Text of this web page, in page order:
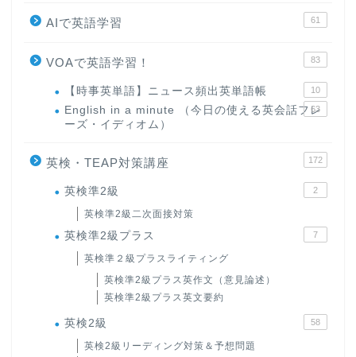
AIで英語学習 61
VOAで英語学習！ 83
【時事英単語】ニュース頻出英単語帳 10
English in a minute （今日の使える英会話フレ
ーズ・イディオム）
63
英検・TEAP対策講座 172
英検準2級 2
英検準2級二次面接対策
英検準2級プラス 7
英検準２級プラスライティング
英検準2級プラス英作文（意見論述）
英検準2級プラス英文要約
英検2級 58
英検2級リーディング対策＆予想問題